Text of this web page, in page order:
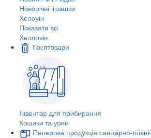
Новорічні іграшки
Хелоуін
Показати всі
Хелловін
Госптовари
Інвентар для прибирання
Кошики та урни
Паперова продукція санітарно-